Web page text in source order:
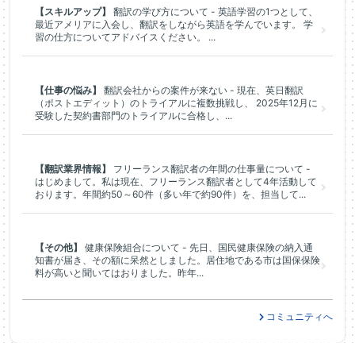
【スキルアップ】
翻訳の学び方について - 英語学習の1つとして、
最近アメリアに入会し、翻訳をしながら英語を学んでいます。 学
習の仕方についてアドバイスください。 ...
【仕事の悩み】
翻訳会社からの案件が来ない - 現在、英日翻訳
（ポストエディット）のトライアルに複数挑戦し、 2025年12月に
受験した契約書部門のトライアルに合格し、...
【翻訳業界情報】
フリーランス翻訳者の年間の仕事量について -
はじめまして。私は現在、フリーランス翻訳者として4年活動して
おります。年間約50～60件（多い年で約90件）を、担当して...
【その他】
健康保険組合について - 先日、国民健康保険の納入通
知書が届き、その額に呆然としました。居住地である市は国保保険
料が高いと聞いてはおりました。昨年...
コミュニティへ